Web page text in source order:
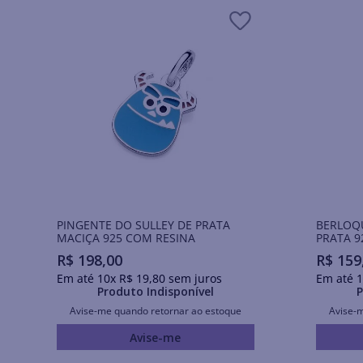
PINGENTE DO SULLEY DE PRATA
MACIÇA 925 COM RESINA
R$ 198,00
Em até 10x R$ 19,80sem juros
Produto Indisponível
Avise-me quando retornar ao estoque
Avise-me
PRATA
R$ 159
Em até
Avise-